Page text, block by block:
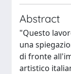
Abstract
"Questo
una
di fronte
artistico